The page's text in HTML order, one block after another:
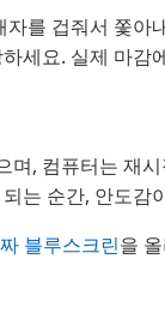
를 겁줘서 쫓아
세요. 실제 마
, 컴퓨터는 재
는 순간, 안도감
블루스크린을